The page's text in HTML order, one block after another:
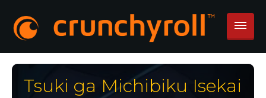
Tsuki ga Michibiku Isekai